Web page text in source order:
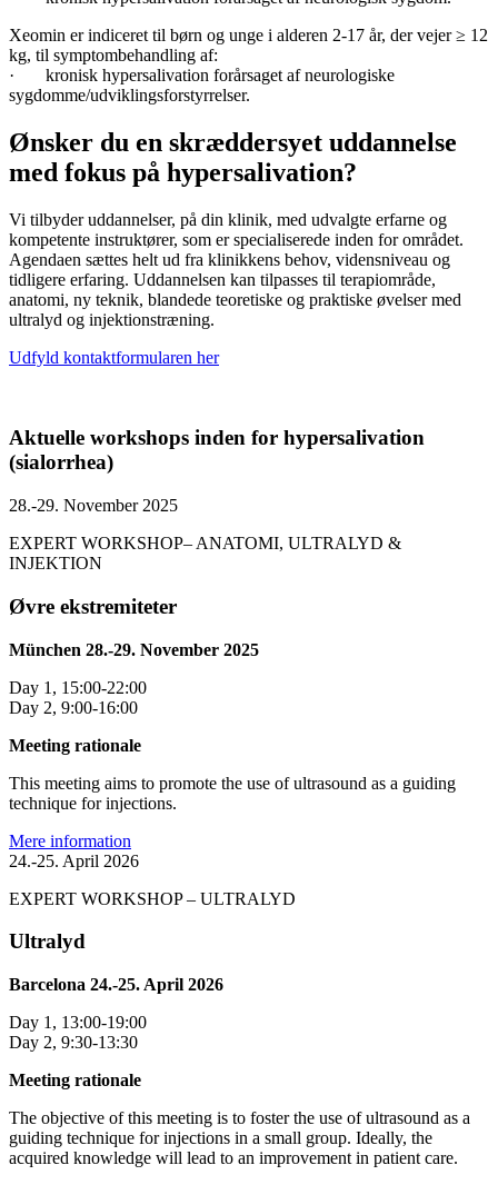
Xeomin er indiceret til børn og unge i alderen 2-17 år, der vejer ≥ 12
kg, til symptombehandling af:
· kronisk hypersalivation forårsaget af neurologiske
sygdomme/udviklingsforstyrrelser.
Ønsker du en skræddersyet uddannelse
med fokus på hypersalivation?
Vi tilbyder uddannelser, på din klinik, med udvalgte erfarne og
kompetente instruktører, som er specialiserede inden for området.
Agendaen sættes helt ud fra klinikkens behov, vidensniveau og
tidligere erfaring. Uddannelsen kan tilpasses til terapiområde,
anatomi, ny teknik, blandede teoretiske og praktiske øvelser med
ultralyd og injektionstræning.
Udfyld kontaktformularen her
Aktuelle workshops inden for hypersalivation
(sialorrhea)
28.-29. November 2025
EXPERT WORKSHOP– ANATOMI, ULTRALYD &
INJEKTION
Øvre ekstremiteter
München 28.-29. November 2025
Day 1, 15:00-22:00
Day 2, 9:00-16:00
Meeting rationale
This meeting aims to promote the use of ultrasound as a guiding
technique for injections.
Mere information
24.-25. April 2026
EXPERT WORKSHOP – ULTRALYD
Ultralyd
Barcelona 24.-25. April 2026
Day 1, 13:00-19:00
Day 2, 9:30-13:30
Meeting rationale
The objective of this meeting is to foster the use of ultrasound as a
guiding technique for injections in a small group. Ideally, the
acquired knowledge will lead to an improvement in patient care.